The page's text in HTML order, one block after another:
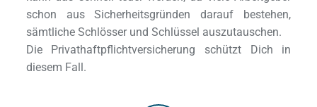
schon aus Sicherheitsgründen darauf bestehen,
sämtliche Schlösser und Schlüssel auszutauschen.
Die Privathaftpflichtversicherung schützt Dich in
diesem Fall.